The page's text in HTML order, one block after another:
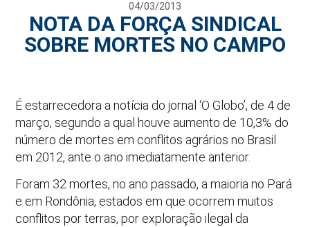
04/03/2013
NOTA DA FORÇA SINDICAL
SOBRE MORTES NO CAMPO
É estarrecedora a notícia do jornal ‘O Globo’, de 4 de
março, segundo a qual houve aumento de 10,3% do
número de mortes em conflitos agrários no Brasil
em 2012, ante o ano imediatamente anterior.
Foram 32 mortes, no ano passado, a maioria no Pará
e em Rondônia, estados em que ocorrem muitos
conflitos por terras, por exploração ilegal da